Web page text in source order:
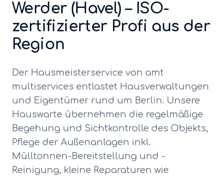
Werder (Havel) – ISO-
zertifizierter Profi aus der
Region
Der Hausmeisterservice von amt
multiservices entlastet Hausverwaltungen
und Eigentümer rund um Berlin. Unsere
Hauswarte übernehmen die regelmäßige
Begehung und Sichtkontrolle des Objekts,
Pflege der Außenanlagen inkl.
Mülltonnen-Bereitstellung und -
Reinigung, kleine Reparaturen wie